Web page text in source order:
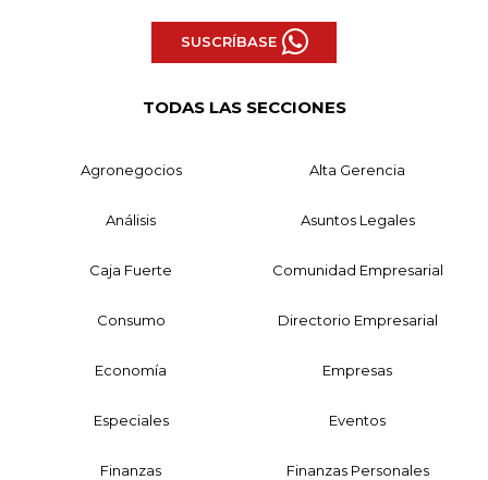
SUSCRÍBASE
TODAS LAS SECCIONES
Agronegocios Alta Gerencia
Análisis Asuntos Legales
Caja Fuerte Comunidad Empresarial
Consumo Directorio Empresarial
Economía Empresas
Especiales Eventos
Finanzas Finanzas Personales